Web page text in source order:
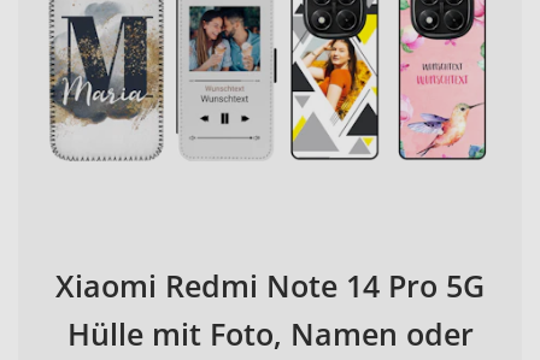
Xiaomi Redmi Note 14 Pro 5G
Hülle mit Foto, Namen oder